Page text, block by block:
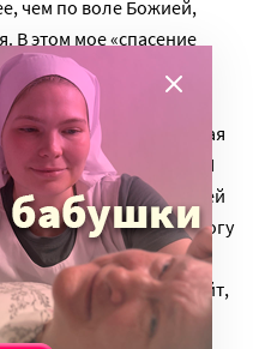
чем по воле Божией,
В этом мое «спасение
сделать? Я же не святая
дает задачи по силам. Я
– могу. Могу друзей
и добрых – да. Могу
совести поступить –
мультфильм, книгу, сайт,
души.